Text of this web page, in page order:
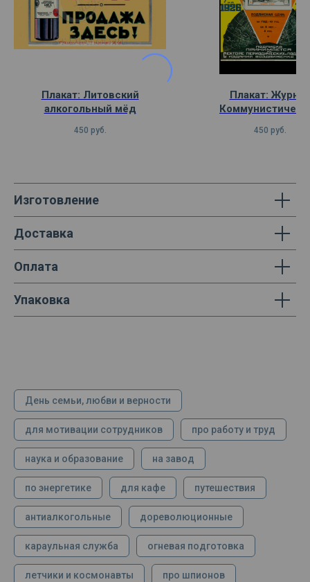
Плакат: Литовский
алкогольный мёд
450 руб.
Плакат: Журнал
450 руб.
Изготовление
Доставка
Оплата
Упаковка
День семьи, любви и верности
для мотивации сотрудников про работу и труд
наука и образование на завод
по энергетике для кафе путешествия
антиалкогольные дореволюционные
караульная служба огневая подготовка
летчики и космонавты про шпионов